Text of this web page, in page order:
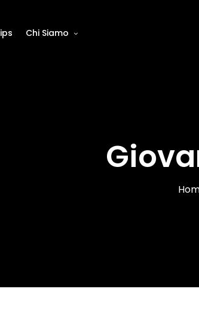
Chi Siamo